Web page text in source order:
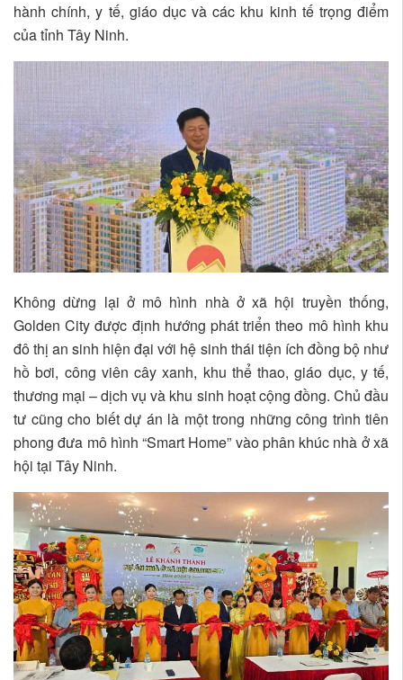
hành chính, y tế, giáo dục và các khu kinh tế trọng điểm
của tỉnh Tây Ninh.
Không dừng lại ở mô hình nhà ở xã hội truyền thống,
Golden City được định hướng phát triển theo mô hình khu
đô thị an sinh hiện đại với hệ sinh thái tiện ích đồng bộ như
hồ bơi, công viên cây xanh, khu thể thao, giáo dục, y tế,
thương mại – dịch vụ và khu sinh hoạt cộng đồng. Chủ đầu
tư cũng cho biết dự án là một trong những công trình tiên
phong đưa mô hình “Smart Home” vào phân khúc nhà ở xã
hội tại Tây Ninh.